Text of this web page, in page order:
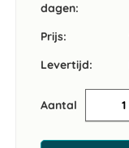
dagen:
Prijs:
Levertijd:
Aantal
afbeeldingen-
gallerij